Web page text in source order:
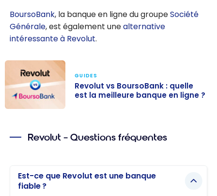
BoursoBank, la banque en ligne du groupeSociété
Générale, est également unealternative
intéressante à Revolut.
quelle est la
ligne ?
GUIDES
Revolut vs BoursoBank : quelle
est la meilleure banque en ligne ?
Revolut – Questions fréquentes
Est-ce que Revolut est une banque
fiable ?